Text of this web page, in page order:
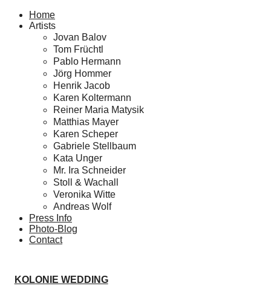
Home
Artists
Jovan Balov
Tom Früchtl
Pablo Hermann
Jörg Hommer
Henrik Jacob
Karen Koltermann
Reiner Maria Matysik
Matthias Mayer
Karen Scheper
Gabriele Stellbaum
Kata Unger
Mr. Ira Schneider
Stoll & Wachall
Veronika Witte
Andreas Wolf
Press Info
Photo-Blog
Contact
KOLONIE WEDDING